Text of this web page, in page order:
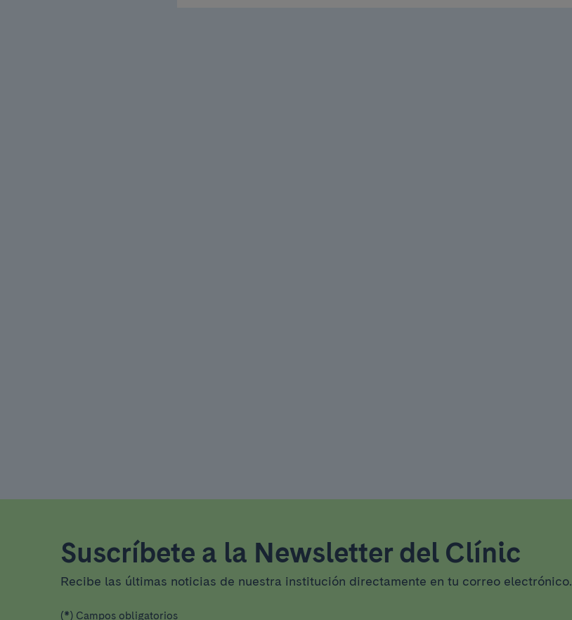
Suscríbete a la Newsletter del Clínic
Recibe las últimas noticias de nuestra institución directamente en tu correo electrónico.
(*) Campos obligatorios